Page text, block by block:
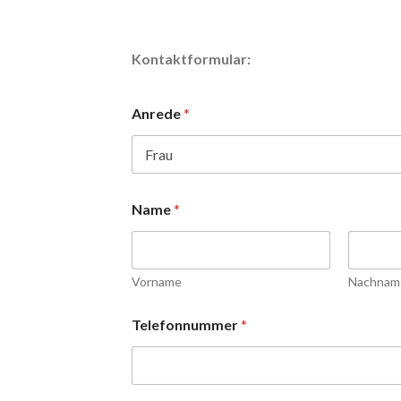
Kontaktformular:
Anrede*
Name*
Vorname
Telefonnummer*